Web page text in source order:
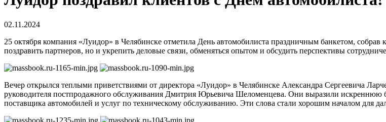
02.11.2024
25 октября компания «Луидор» в Челябинске отметила День автомобилиста праздничным банкетом,
поздравить партнеров, но и укрепить деловые связи, обменяться опытом и обсудить перспективы
Вечер открылся теплыми приветствиями от директора «Луидор» в Челябинске Александра Сергеевича
руководителя постпродажного обслуживания Дмитрия Юрьевича Шеломенцева. Они выразили искреннюю
поставщика автомобилей и услуг по техническому обслуживанию. Эти слова стали хорошим началом для